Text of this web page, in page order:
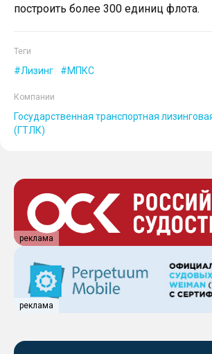
построить более 300 единиц флота.
Теги
Лизинг МПКС
Компании
Государственная транспортная
(ГТЛК)
реклама
реклама